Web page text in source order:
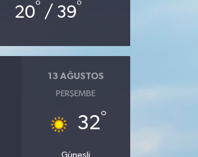
20° / 39°
13 AĞUSTOS
PERŞEMBE
32°
Güneşli